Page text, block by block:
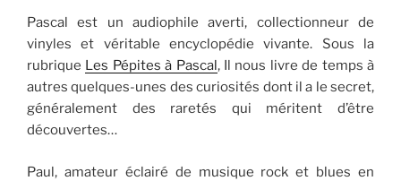
Pascal est un audiophile averti, collectionneur de
vinyles et véritable encyclopédie vivante. Sous la
rubrique Les Pépites à Pascal, Il nous livre de temps à
autres quelques-unes des curiosités dont il a le secret,
généralement des raretés qui méritent d’être
découvertes…
Paul, amateur éclairé de musique rock et blues en